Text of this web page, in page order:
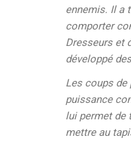
ennemis. Il a
comporter
Dresseurs et
développé
Les coups de
puissance
lui permet de
mettre au